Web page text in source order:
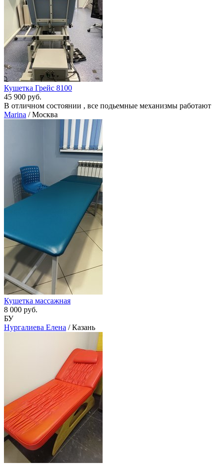
Кушетка Грейс 8100
45 900 руб.
В отличном состоянии , все подьемные механизмы работают
Marina / Москва
Кушетка массажная
8 000 руб.
БУ
Нургалиева Елена / Казань